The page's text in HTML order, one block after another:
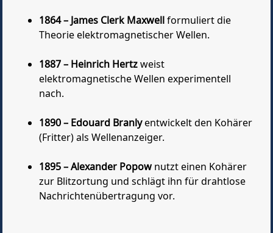
1864 – James Clerk Maxwellformuliert die
Theorie elektromagnetischer Wellen.
1887 – Heinrich Hertzweist
elektromagnetische Wellen experimentell
nach.
1890 – Edouard Branlyentwickelt den Kohärer
(Fritter) als Wellenanzeiger.
1895 – Alexander Popow nutzt einen Kohärer
zur Blitzortung und schlägt ihn für drahtlose
Nachrichtenübertragung vor.